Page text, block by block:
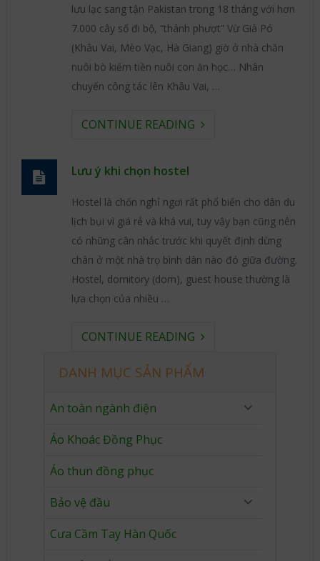
lưu lạc sang tận Pakistan trong 18 tháng với hơn
7.000 cây số đi bộ, “thánh phượt” Vừ Già Pó
(Khâu Vai, Mèo Vạc, Hà Giang) giờ ở nhà chăn
nuôi bò kiếm tiền nuôi con ăn học… Nhân
chuyến công tác lên Khâu Vai, …
CONTINUE READING
Lưu ý khi chọn hostel
Hostel là chốn nghỉ ngơi rất phổ biến cho dân du
lịch bụi vì giá rẻ và khá vui, tuy vậy bạn cũng nên
có những cân nhắc trước khi quyết định dừng
chân ở một nhà trọ bình dân nào đó giữa đường.
Hostel, domitory (dom), guest house thường là
lựa chọn của nhiều …
CONTINUE READING
DANH MỤC SẢN PHẨM
An toàn ngành điện
Áo Khoác Đồng Phục
Áo thun đồng phục
Bảo vệ đầu
Cưa Cầm Tay Hàn Quốc